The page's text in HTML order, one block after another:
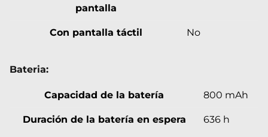
pantalla
Con pantalla táctil No
Bateria:
Capacidad de la batería 800 mAh
Duración de la batería en espera 636 h